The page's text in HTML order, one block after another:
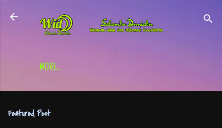
Skip to main content
MORE…
Featured Post